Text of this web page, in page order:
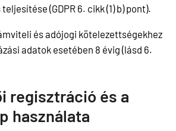
(GDPR 6. cikk (1) b) pont).
és adójogi kötelezettségekhez
adatok esetében 8 évig (lásd 6.
regisztráció és a
használata